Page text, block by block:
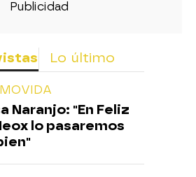
Lo último
Naranjo: "En Feliz
lo pasaremos